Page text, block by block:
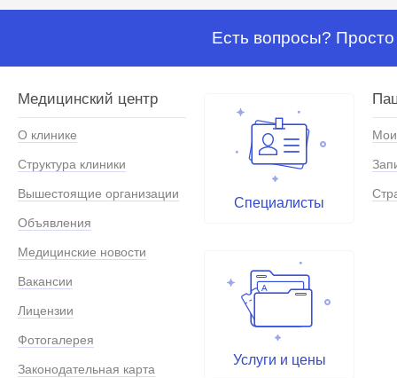
Есть вопросы?
Медицинский центр
О клинике
Структура клиники
Вышестоящие организации
Объявления
Медицинские новости
Вакансии
Лицензии
Фотогалерея
Законодательная карта
Специалисты
Услуги и цены